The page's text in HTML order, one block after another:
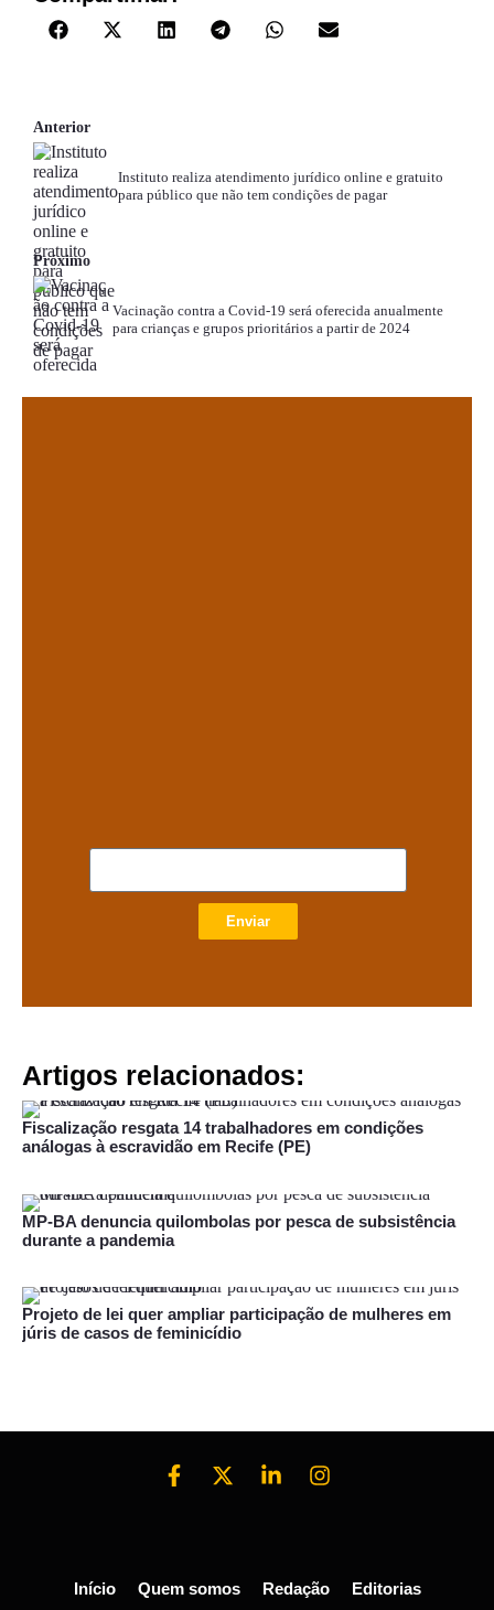
Anterior
Instituto realiza atendimento jurídico online e gratuito
para público que não tem condições de pagar
Próximo
Vacinação contra a Covid-19 será oferecida anualmente
para crianças e grupos prioritários a partir de 2024
Enviar
Artigos relacionados:
Fiscalização resgata 14 trabalhadores em condições
análogas à escravidão em Recife (PE)
MP-BA denuncia quilombolas por pesca de subsistência
durante a pandemia
Projeto de lei quer ampliar participação de mulheres em
júris de casos de feminicídio
Início Quem somos Redação Editorias